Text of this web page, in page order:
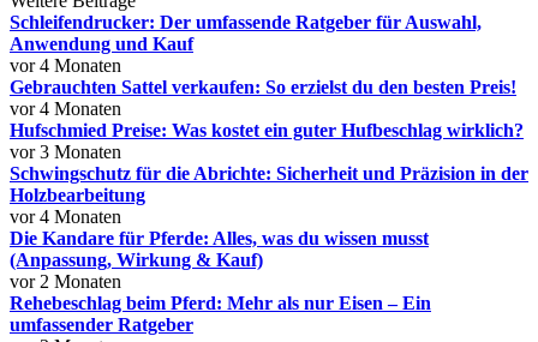
Schleifendrucker: Der umfassende Ratgeber für Auswahl,
Anwendung und Kauf
vor 4 Monaten
Gebrauchten Sattel verkaufen: So erzielst du den besten Preis!
vor 4 Monaten
Hufschmied Preise: Was kostet ein guter Hufbeschlag wirklich?
vor 3 Monaten
Schwingschutz für die Abrichte: Sicherheit und Präzision in der
Holzbearbeitung
vor 4 Monaten
Die Kandare für Pferde: Alles, was du wissen musst
(Anpassung, Wirkung & Kauf)
vor 2 Monaten
Rehebeschlag beim Pferd: Mehr als nur Eisen – Ein
umfassender Ratgeber